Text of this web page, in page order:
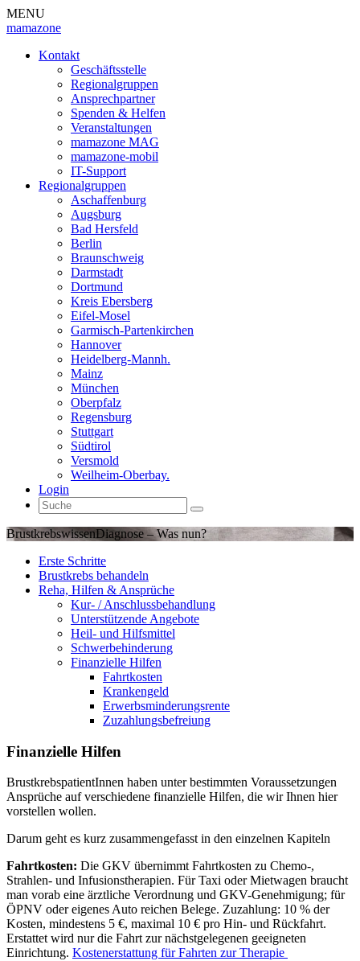
MENU
mamazone
Kontakt
Geschäftsstelle
Regionalgruppen
Ansprechpartner
Spenden & Helfen
Veranstaltungen
mamazone MAG
mamazone-mobil
IT-Support
Regionalgruppen
Aschaffenburg
Augsburg
Bad Hersfeld
Berlin
Braunschweig
Darmstadt
Dortmund
Kreis Ebersberg
Eifel-Mosel
Garmisch-Partenkirchen
Hannover
Heidelberg-Mannh.
Mainz
München
Oberpfalz
Regensburg
Stuttgart
Südtirol
Versmold
Weilheim-Oberbay.
Login
BrustkrebswissenDiagnose – Was nun?
Erste Schritte
Brustkrebs behandeln
Reha, Hilfen & Ansprüche
Kur- / Anschlussbehandlung
Unterstützende Angebote
Heil- und Hilfsmittel
Schwerbehinderung
Finanzielle Hilfen
Fahrtkosten
Krankengeld
Erwerbsminderungsrente
Zuzahlungsbefreiung
Finanzielle Hilfen
BrustkrebspatientInnen haben unter bestimmten Voraussetzungen
Ansprüche auf verschiedene finanzielle Hilfen, die wir Ihnen hier
vorstellen wollen.
Darum geht es kurz zusammengefasst in den einzelnen Kapiteln
Fahrtkosten: Die GKV übernimmt Fahrtkosten zu Chemo-,
Strahlen- und Infusionstherapien. Für Taxi oder Mietwagen braucht
man vorab eine ärztliche Verordnung und GKV-Genehmigung; für
ÖPNV oder eigenes Auto reichen Belege. Zuzahlung: 10 % der
Kosten, mindestens 5 €, maximal 10 € pro Hin- und Rückfahrt.
Erstattet wird nur die Fahrt zur nächstgelegenen geeigneten
Einrichtung. Kostenerstattung für Fahrten zur Therapie